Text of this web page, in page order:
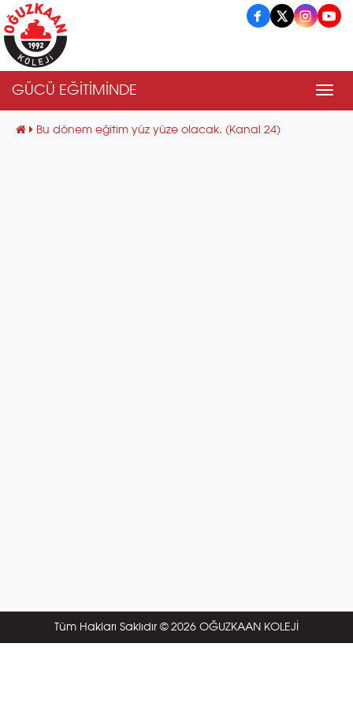
GÜCÜ EĞİTİMİNDE
Bu dönem eğitim yüz yüze olacak. (Kanal 24)
Tüm Hakları Saklıdır © 2026 OĞUZKAAN KOLEJİ